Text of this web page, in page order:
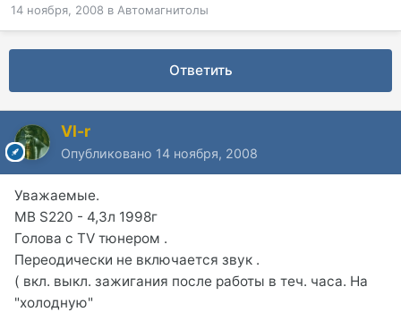
14 ноября, 2008 в Автомагнитолы
Ответить
Vl-r
Опубликовано 14 ноября, 2008
Уважаемые.
MB S220 - 4,3л 1998г
Голова с TV тюнером .
Переодически не включается звук .
( вкл. выкл. зажигания после работы в теч. часа. На
"холодную"